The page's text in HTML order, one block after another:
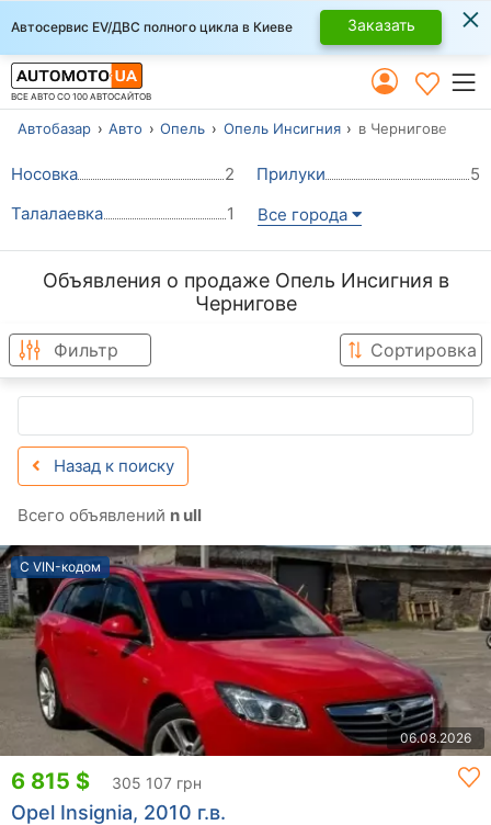
Автосервис EV/ДВС полного цикла в Киеве Заказать ×
ВСЕ АВТО СО 100 АВТОСАЙТОВ
Автобазар Авто Опель Опель Инсигния в Чернигове
Носовка 2 Прилуки
5
Талалаевка
1 Все города
Объявления о продаже Опель Инсигния в
Чернигове
Фильтр Сортировка
Назад к поиску
Всего объявлений n ull
С VIN-кодом
06.08.2026
6 815 $ 305 107 грн
Opel Insignia, 2010 г.в.